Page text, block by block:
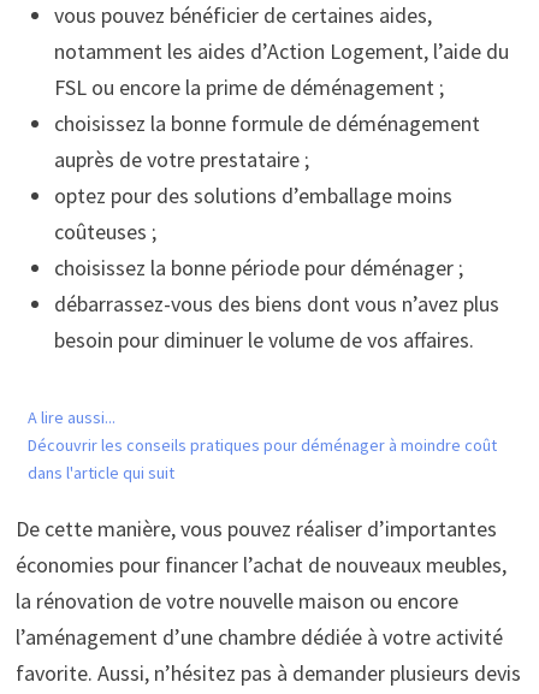
vous pouvez bénéficier de certaines aides,
notamment les aides d’Action Logement, l’aide du
FSL ou encore la prime de déménagement ;
choisissez la bonne formule de déménagement
auprès de votre prestataire ;
optez pour des solutions d’emballage moins
coûteuses ;
choisissez la bonne période pour déménager ;
débarrassez-vous des biens dont vous n’avez plus
besoin pour diminuer le volume de vos affaires.
A lire aussi...
Découvrir les conseils pratiques pour déménager à moindre coût
dans l'article qui suit
De cette manière, vous pouvez réaliser d’importantes
économies pour financer l’achat de nouveaux meubles,
la rénovation de votre nouvelle maison ou encore
l’aménagement d’une chambre dédiée à votre activité
favorite. Aussi, n’hésitez pas à demander plusieurs devis